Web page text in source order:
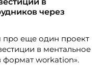
через
про еще один проект
в ментальное
формат workation».